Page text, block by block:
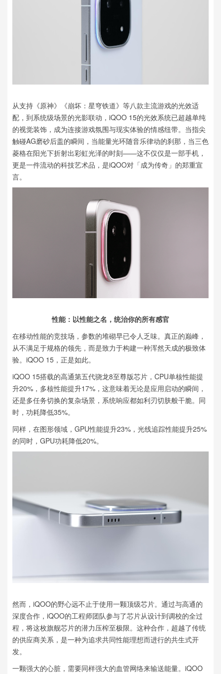
从支持《原神》《崩坏：星穹铁道》等八款主流游戏的光效适
配，到系统级场景的光影联动，iQOO 15的光效系统已超越单纯
的视觉装饰，成为连接游戏氛围与现实体验的情感纽带。当指尖
触碰AG磨砂后盖的瞬间，当能量光环随音乐律动的刹那，当三色
菱格在阳光下折射出彩虹光泽的时刻——这不仅仅是一部手机，
更是一件流动的科技艺术品，是iQOO对「成为传奇」的郑重宣
言。
性能：以性能之名，统治你的所有感官
在移动性能的竞技场，参数的堆砌早已令人乏味。真正的巅峰，
从不满足于规格的领先，而是致力于构建一种浑然天成的极致体
验。iQOO 15，正是如此。
iQOO 15搭载的高通第五代骁龙8至尊版芯片，CPU单核性能提
升20%，多核性能提升17%，这意味着无论是应用启动的瞬间，
还是多任务切换的复杂场景，系统响应都如利刃切肤般干脆。同
时，功耗降低35%。
同样，在图形领域，GPU性能提升23%，光线追踪性能提升25%
的同时，GPU功耗降低20%。
然而，iQOO的野心远不止于使用一颗顶级芯片。通过与高通的
深度合作，iQOO的工程师团队参与了芯片从设计到调校的全过
程，将这枚旗舰芯片的潜力压榨至极限。这种合作，超越了传统
的供应商关系，是一种为追求共同性能理想而进行的共生式开
发。
一颗强大的心脏，需要同样强大的血管网络来输送能量。iQOO